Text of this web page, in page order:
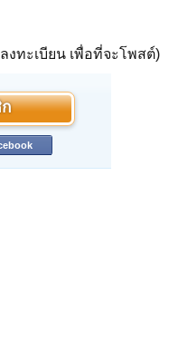
ทะเบียน เพื่อที่จะโพสต์)